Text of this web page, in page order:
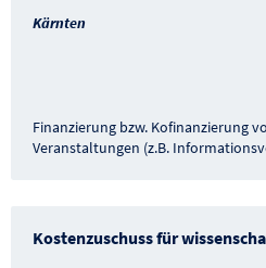
Kärnten
Finanzierung bzw. Kofinanzierung
Veranstaltungen (z.B.
Kostenzuschuss für